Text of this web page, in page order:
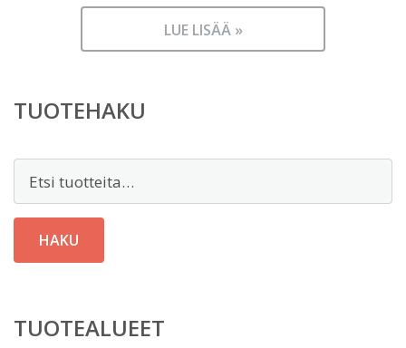
LUE LISÄÄ »
TUOTEHAKU
HAKU
TUOTEALUEET